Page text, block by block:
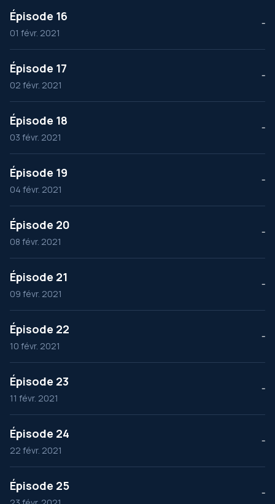
Épisode 16
01 févr. 2021
--
Épisode 17
02 févr. 2021
--
Épisode 18
03 févr. 2021
--
Épisode 19
04 févr. 2021
--
Épisode 20
08 févr. 2021
--
Épisode 21
09 févr. 2021
--
Épisode 22
10 févr. 2021
--
Épisode 23
11 févr. 2021
--
Épisode 24
22 févr. 2021
--
Épisode 25 --